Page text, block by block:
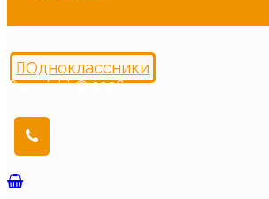
Одноклассники
Copyright © 2026